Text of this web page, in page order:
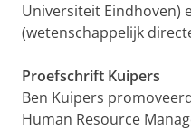
Universiteit Eindhoven)
(wetenschappelijk
Proefschrift Kuipers
Ben Kuipers
Human Resource